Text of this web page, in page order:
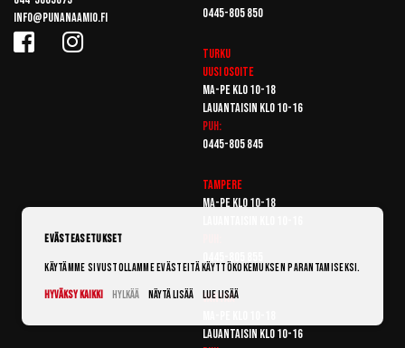
info@punanaamio.fi
0445-805 850
Turku
Uusi osoite
Ma-pe klo 10-18
Lauantaisin klo 10-16
Puh:
0445-805 845
Tampere
Ma-pe klo 10-18
Vantaa
Lauantaisin klo 10-16
Evästeasetukset
Käytämme sivustollamme evästeitä käyttökokemuksen parantamiseksi.
Hyväksy kaikki
Hylkää Näytä lisää Lue lisää